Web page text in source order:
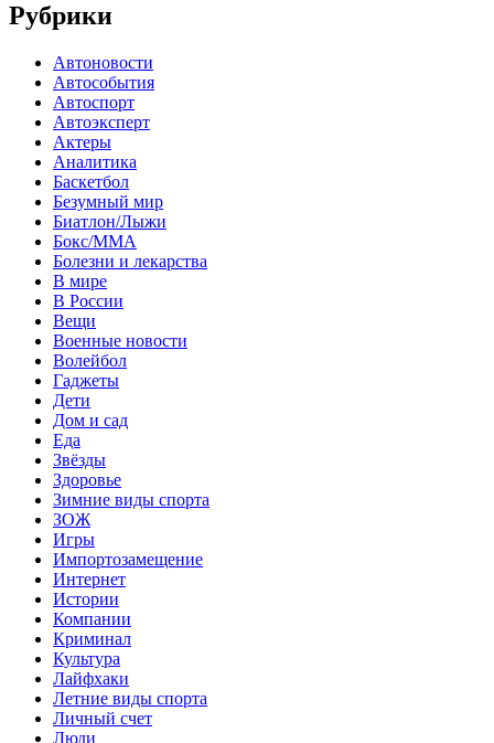
Рубрики
Автоновости
Автособытия
Автоспорт
Автоэксперт
Актеры
Аналитика
Баскетбол
Безумный мир
Биатлон/Лыжи
Бокс/MMA
Болезни и лекарства
В мире
В России
Вещи
Военные новости
Волейбол
Гаджеты
Дети
Дом и сад
Еда
Звёзды
Здоровье
Зимние виды спорта
ЗОЖ
Игры
Импортозамещение
Интернет
Истории
Компании
Криминал
Культура
Лайфхаки
Летние виды спорта
Личный счет
Люди